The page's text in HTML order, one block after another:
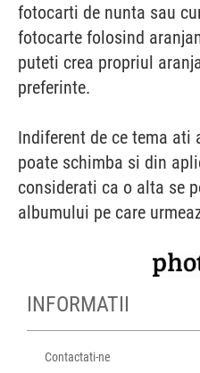
fotocarti de nunta sau
fotocarte folosind
puteti crea propriul
preferinte.
Indiferent de ce tema ati
poate schimba si din
considerati ca o alta se
albumului pe care
INFORMATII
Contactati-ne